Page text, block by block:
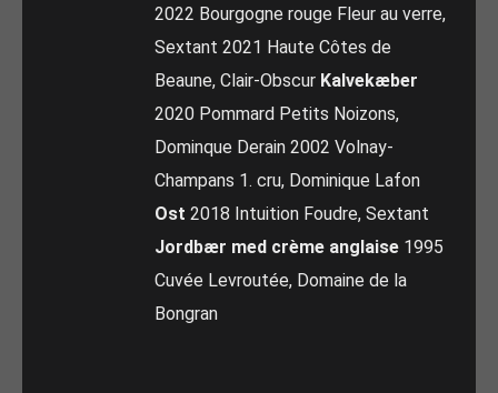
2022 Bourgogne rouge Fleur au verre,
Sextant 2021 Haute Côtes de
Beaune, Clair-Obscur Kalvekæber
2020 Pommard Petits Noizons,
Dominque Derain 2002 Volnay-
Champans 1. cru, Dominique Lafon
Ost 2018 Intuition Foudre, Sextant
Jordbær med crème anglaise 1995
Cuvée Levroutée, Domaine de la
Bongran